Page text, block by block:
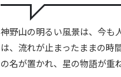
神野山の明るい風景は、今も
は、流れが止まったままの時
の名が置かれ、星の物語が重